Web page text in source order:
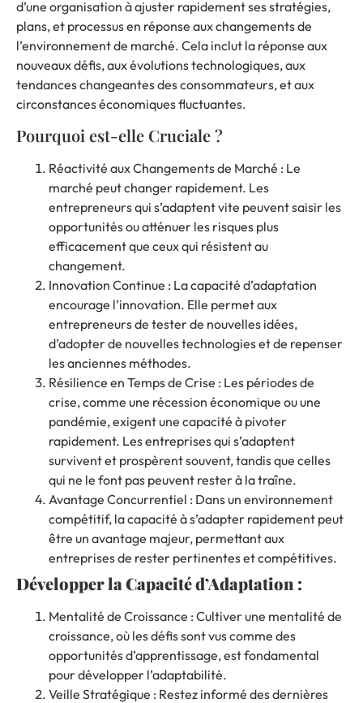
d’une organisation à ajuster rapidement ses stratégies,
plans, et processus en réponse aux changements de
l’environnement de marché. Cela inclut la réponse aux
nouveaux défis, aux évolutions technologiques, aux
tendances changeantes des consommateurs, et aux
circonstances économiques fluctuantes.
Pourquoi est-elle Cruciale ?
Réactivité aux Changements de Marché : Le
marché peut changer rapidement. Les
entrepreneurs qui s’adaptent vite peuvent saisir les
opportunités ou atténuer les risques plus
efficacement que ceux qui résistent au
changement.
Innovation Continue : La capacité d’adaptation
encourage l’innovation. Elle permet aux
entrepreneurs de tester de nouvelles idées,
d’adopter de nouvelles technologies et de repenser
les anciennes méthodes.
Résilience en Temps de Crise : Les périodes de
crise, comme une récession économique ou une
pandémie, exigent une capacité à pivoter
rapidement. Les entreprises qui s’adaptent
survivent et prospèrent souvent, tandis que celles
qui ne le font pas peuvent rester à la traîne.
Avantage Concurrentiel : Dans un environnement
compétitif, la capacité à s’adapter rapidement peut
être un avantage majeur, permettant aux
entreprises de rester pertinentes et compétitives.
Développer la Capacité d’Adaptation :
Mentalité de Croissance : Cultiver une mentalité de
croissance, où les défis sont vus comme des
opportunités d’apprentissage, est fondamental
pour développer l’adaptabilité.
Veille Stratégique : Restez informé des dernières